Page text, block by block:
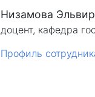
Низамова
доцент, кафедра
Профиль